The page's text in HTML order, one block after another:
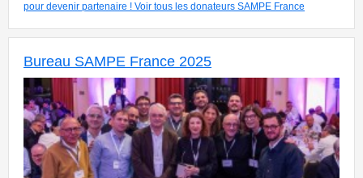
pour devenir partenaire ! Voir tous les donateurs SAMPE France
Bureau SAMPE France 2025